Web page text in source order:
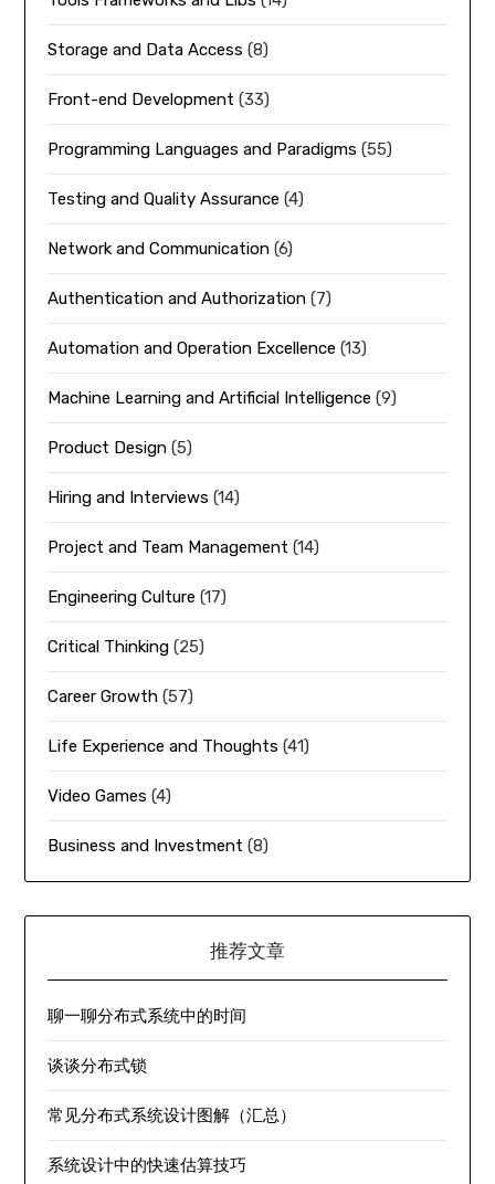
Storage and Data Access (8)
Front-end Development (33)
Programming Languages and Paradigms (55)
Testing and Quality Assurance (4)
Network and Communication (6)
Authentication and Authorization (7)
Automation and Operation Excellence (13)
Machine Learning and Artificial Intelligence (9)
Product Design (5)
Hiring and Interviews (14)
Project and Team Management (14)
Engineering Culture (17)
Critical Thinking (25)
Career Growth (57)
Life Experience and Thoughts (41)
Video Games (4)
Business and Investment (8)
推荐文章
聊一聊分布式系统中的时间
谈谈分布式锁
常见分布式系统设计图解（汇总）
系统设计中的快速估算技巧